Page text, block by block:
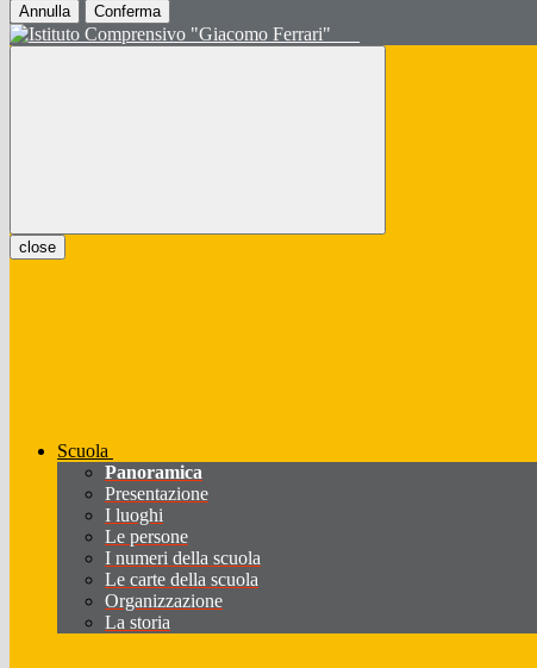
Annulla Conferma
close
Scuola
Panoramica
Presentazione
I luoghi
Le persone
I numeri della scuola
Le carte della scuola
Organizzazione
La storia